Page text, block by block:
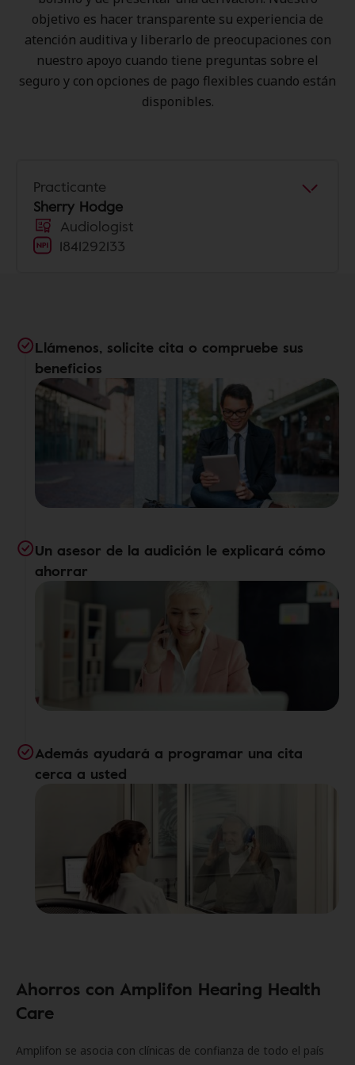
objetivo es hacer transparente su experiencia de
atención auditiva y liberarlo de preocupaciones con
nuestro apoyo cuando tiene preguntas sobre el
seguro y con opciones de pago flexibles cuando están
disponibles.
Practicante
Sherry Hodge
Audiologist
1841292133
Llámenos, solicite cita o compruebe sus
beneficios
Un asesor de la audición le explicará cómo
ahorrar
Además ayudará a programar una cita
cerca a usted
Ahorros con Amplifon Hearing Health
Care
Amplifon se asocia con clínicas de confianza de todo el país